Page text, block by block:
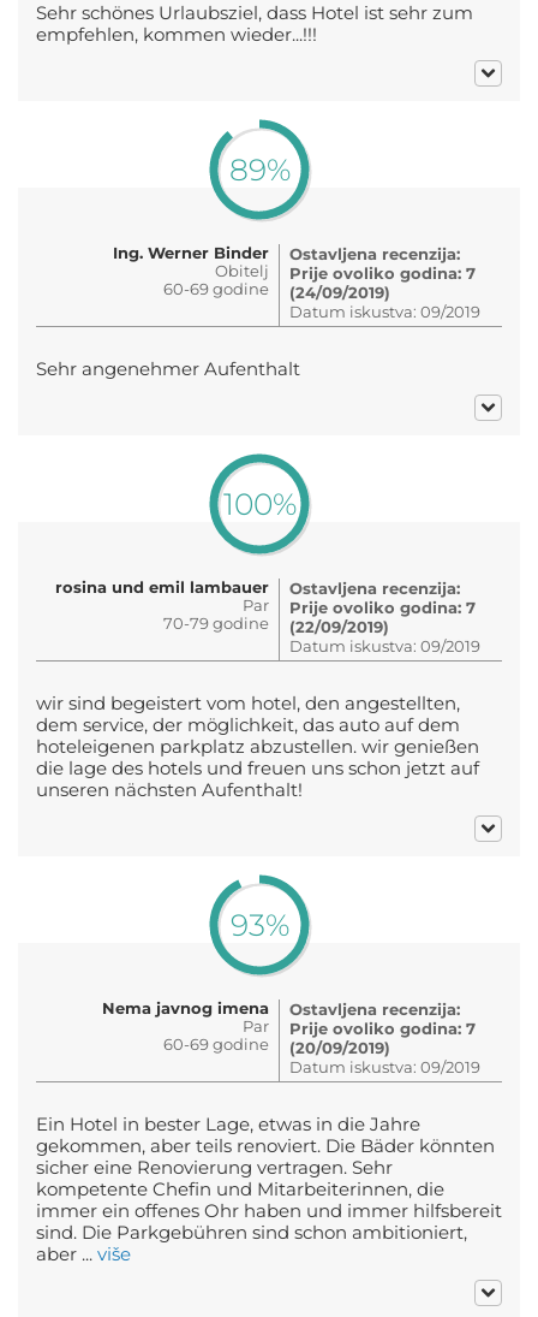
Sehr schönes Urlaubsziel, dass Hotel ist sehr zum
empfehlen, kommen wieder...!!!
89%
Ing. Werner Binder
Obitelj
60-69 godine
Ostavljena recenzija:
Prije ovoliko godina: 7
(24/09/2019)
Datum iskustva: 09/2019
Sehr angenehmer Aufenthalt
100%
rosina und emil lambauer
Par
70-79 godine
Ostavljena recenzija:
Prije ovoliko godina: 7
(22/09/2019)
Datum iskustva: 09/2019
wir sind begeistert vom hotel, den angestellten,
dem service, der möglichkeit, das auto auf dem
hoteleigenen parkplatz abzustellen. wir genießen
die lage des hotels und freuen uns schon jetzt auf
unseren nächsten Aufenthalt!
93%
Nema javnog imena
Par
60-69 godine
Ostavljena recenzija:
Prije ovoliko godina: 7
(20/09/2019)
Datum iskustva: 09/2019
Ein Hotel in bester Lage, etwas in die Jahre
gekommen, aber teils renoviert. Die Bäder könnten
sicher eine Renovierung vertragen. Sehr
kompetente Chefin und Mitarbeiterinnen, die
immer ein offenes Ohr haben und immer hilfsbereit
sind. Die Parkgebühren sind schon ambitioniert,
aber ... više